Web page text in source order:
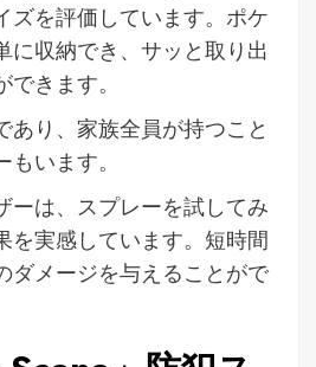
ズを評価しています。ポケ
に収納でき、サッと取り出
きます。
あり、家族全員が持つこと
います。
ーは、スプレーを試してみ
を実感しています。短時間
ダメージを与えることがで